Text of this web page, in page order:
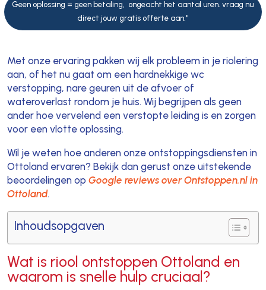
Geen oplossing = geen betaling, ongeacht het aantal uren. vraag nu
direct jouw gratis offerte aan."
Met onze ervaring pakken wij elk probleem in je riolering
aan, of het nu gaat om een hardnekkige wc
verstopping, nare geuren uit de afvoer of
wateroverlast rondom je huis. Wij begrijpen als geen
ander hoe vervelend een verstopte leiding is en zorgen
voor een vlotte oplossing.
Wil je weten hoe anderen onze ontstoppingsdiensten in
Ottoland ervaren? Bekijk dan gerust onze uitstekende
beoordelingen op Google reviews over Ontstoppen.nl in
Ottoland.
Inhoudsopgaven
Wat is riool ontstoppen Ottoland en
waarom is snelle hulp cruciaal?